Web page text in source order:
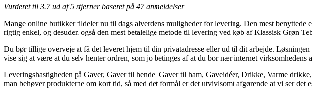
Vurderet til 3.7ud af 5 stjerner baseret på 47anmeldelser
Mange online butikker tildeler nu til dags alverdens muligheder for levering. Den mest benyttede
rigtig enkel, og desuden også den mest betalelige metode til levering ved køb af Klassisk Grøn
Du bør tillige overveje at få det leveret hjem til din privatadresse eller ud til dit arbejde.
vise sig at være at du selv henter ordren, som jo betinges af at du bor nær internet virksomhedens
Leveringshastigheden på Gaver, Gaver til hende, Gaver til ham, Gaveidéer, Drikke, Varme
man behøver produkterne om kort tid, så med det formål er det utvivlsomt afgørende at vi ser det